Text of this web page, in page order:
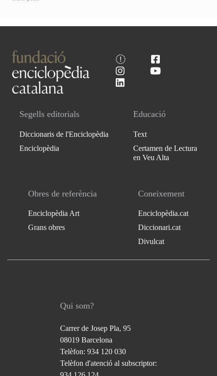
Segells editorials
Diccionaris de l'Enciclopèdia
Enciclopèdia
Educació
Text
Certamen de Lectura
en Veu Alta
Obres de referència
Enciclopèdia Art
Grans obres
Coneixement
Enciclopèdia.cat
Diccionari.cat
Divulcat
Qui som?
Carrer de Josep Pla, 95
08019 Barcelona
Telèfon: 934 120 030
Telèfon d'atenció al subscriptor: